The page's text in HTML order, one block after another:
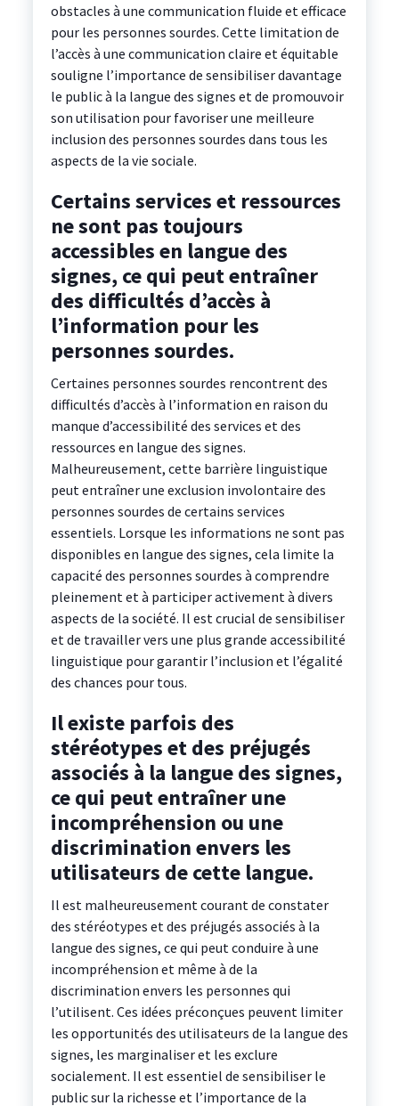
obstacles à une communication fluide et efficace
pour les personnes sourdes. Cette limitation de
l’accès à une communication claire et équitable
souligne l’importance de sensibiliser davantage
le public à la langue des signes et de promouvoir
son utilisation pour favoriser une meilleure
inclusion des personnes sourdes dans tous les
aspects de la vie sociale.
Certains services et ressources
ne sont pas toujours
accessibles en langue des
signes, ce qui peut entraîner
des difficultés d’accès à
l’information pour les
personnes sourdes.
Certaines personnes sourdes rencontrent des
difficultés d’accès à l’information en raison du
manque d’accessibilité des services et des
ressources en langue des signes.
Malheureusement, cette barrière linguistique
peut entraîner une exclusion involontaire des
personnes sourdes de certains services
essentiels. Lorsque les informations ne sont pas
disponibles en langue des signes, cela limite la
capacité des personnes sourdes à comprendre
pleinement et à participer activement à divers
aspects de la société. Il est crucial de sensibiliser
et de travailler vers une plus grande accessibilité
linguistique pour garantir l’inclusion et l’égalité
des chances pour tous.
Il existe parfois des
stéréotypes et des préjugés
associés à la langue des signes,
ce qui peut entraîner une
incompréhension ou une
discrimination envers les
utilisateurs de cette langue.
Il est malheureusement courant de constater
des stéréotypes et des préjugés associés à la
langue des signes, ce qui peut conduire à une
incompréhension et même à de la
discrimination envers les personnes qui
l’utilisent. Ces idées préconçues peuvent limiter
les opportunités des utilisateurs de la langue des
signes, les marginaliser et les exclure
socialement. Il est essentiel de sensibiliser le
public sur la richesse et l’importance de la